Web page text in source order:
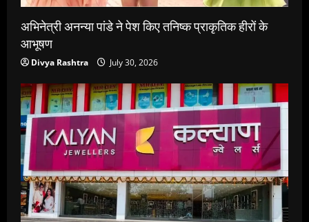
अभिनेत्री अनन्या पांडे ने पेश किए तनिष्क प्राकृतिक हीरों के
आभूषण
Divya Rashtra July 30, 2026